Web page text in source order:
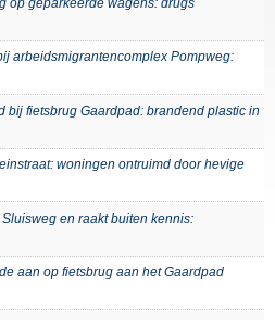
op geparkeerde wagens: drugs
arbeidsmigrantencomplex Pompweg:
bij fietsbrug Gaardpad: brandend plastic in
woningen ontruimd door hevige
en raakt buiten kennis:
aan op fietsbrug aan het Gaardpad